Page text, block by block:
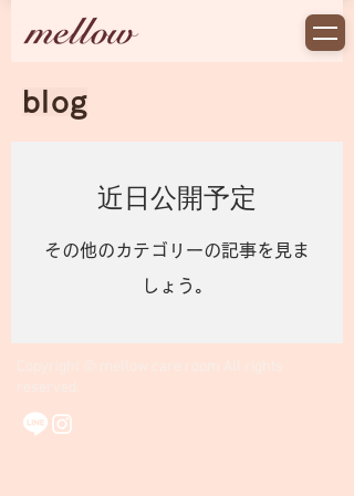
blog
近日公開予定
その他のカテゴリーの記事を見ま
しょう。
Copyright © mellow care room All rights